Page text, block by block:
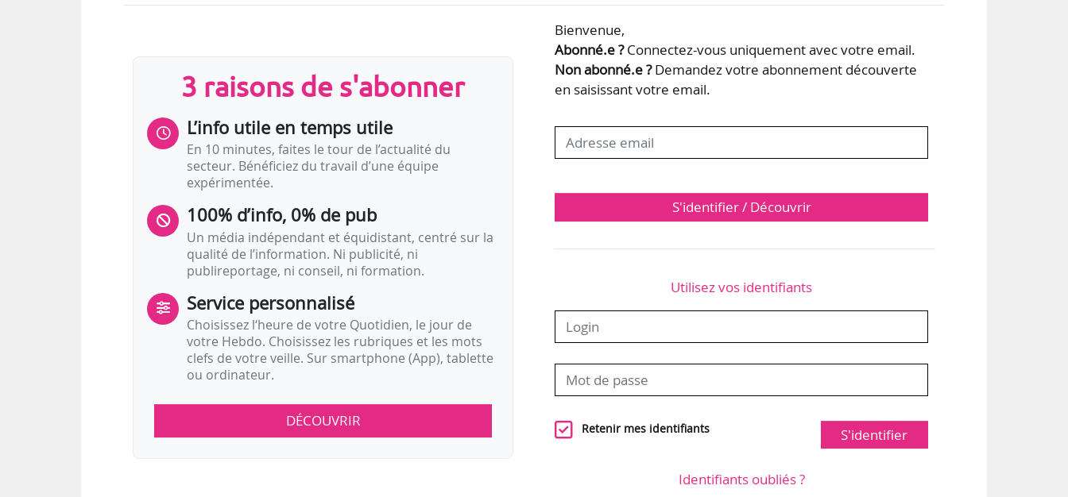
services et de paiement, au plus tard le 30/04/2021. L’aide sera versée au plus tard le
30/06/2021. Le bénéfice de l’aide est « subordonné à la condition que le…
3 raisons de s'abonner
L’info utile en temps utile
En 10 minutes, faites le tour de l’actualité du
secteur. Bénéficiez du travail d’une équipe
expérimentée.
100% d’info, 0% de pub
Un média indépendant et équidistant, centré sur la
qualité de l’information. Ni publicité, ni
publireportage, ni conseil, ni formation.
Service personnalisé
Choisissez l‘heure de votre Quotidien, le jour de
votre Hebdo. Choisissez les rubriques et les mots
clefs de votre veille. Sur smartphone (App), tablette
ou ordinateur.
DÉCOUVRIR
Bienvenue,
Abonné.e ?Connectez-vous uniquement avec votre email.
Non abonné.e ?Demandez votre abonnement découverte
en saisissant votre email.
S'identifier / Découvrir
Utilisez vos identifiants
Retenir mes identifiants S'identifier
Identifiants oubliés ?